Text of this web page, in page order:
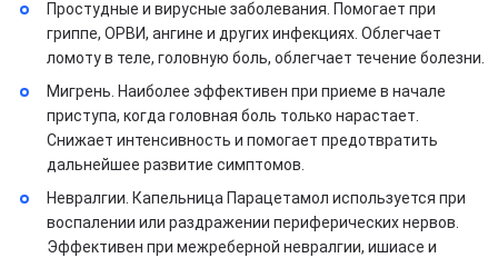
Простудные и вирусные заболевания. Помогает при
гриппе, ОРВИ, ангине и других инфекциях. Облегчает
ломоту в теле, головную боль, облегчает течение болезни.
Мигрень. Наиболее эффективен при приеме в начале
приступа, когда головная боль только нарастает.
Снижает интенсивность и помогает предотвратить
дальнейшее развитие симптомов.
Невралгии. Капельница Парацетамол используется при
воспалении или раздражении периферических нервов.
Эффективен при межреберной невралгии, ишиасе и